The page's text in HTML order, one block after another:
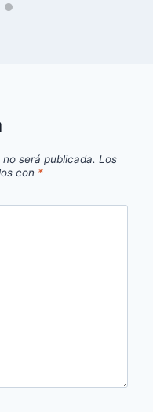
será publicada. Los
con *